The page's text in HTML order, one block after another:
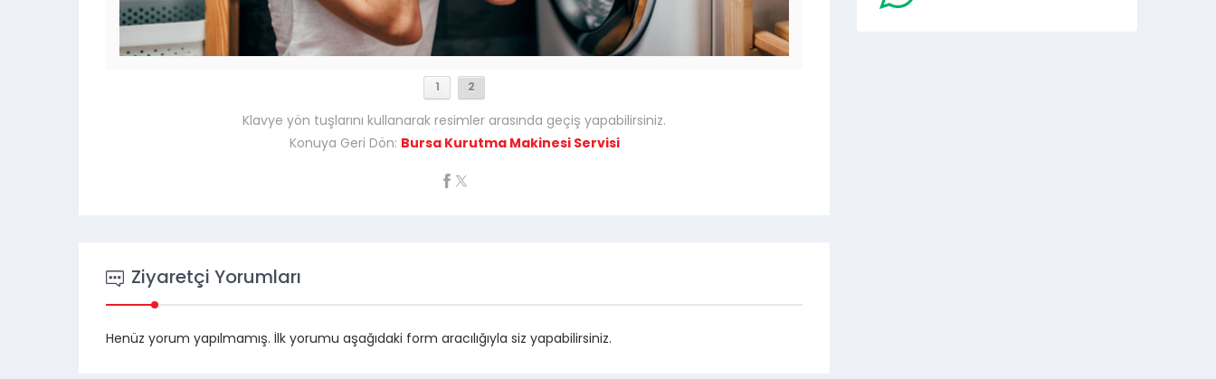
1 2
Klavye yön tuşlarını kullanarak resimler arasında geçiş yapabilirsiniz.
Konuya Geri Dön: Bursa Kurutma Makinesi Servisi
Ziyaretçi Yorumları
Henüz yorum yapılmamış. İlk yorumu aşağıdaki form aracılığıyla siz yapabilirsiniz.